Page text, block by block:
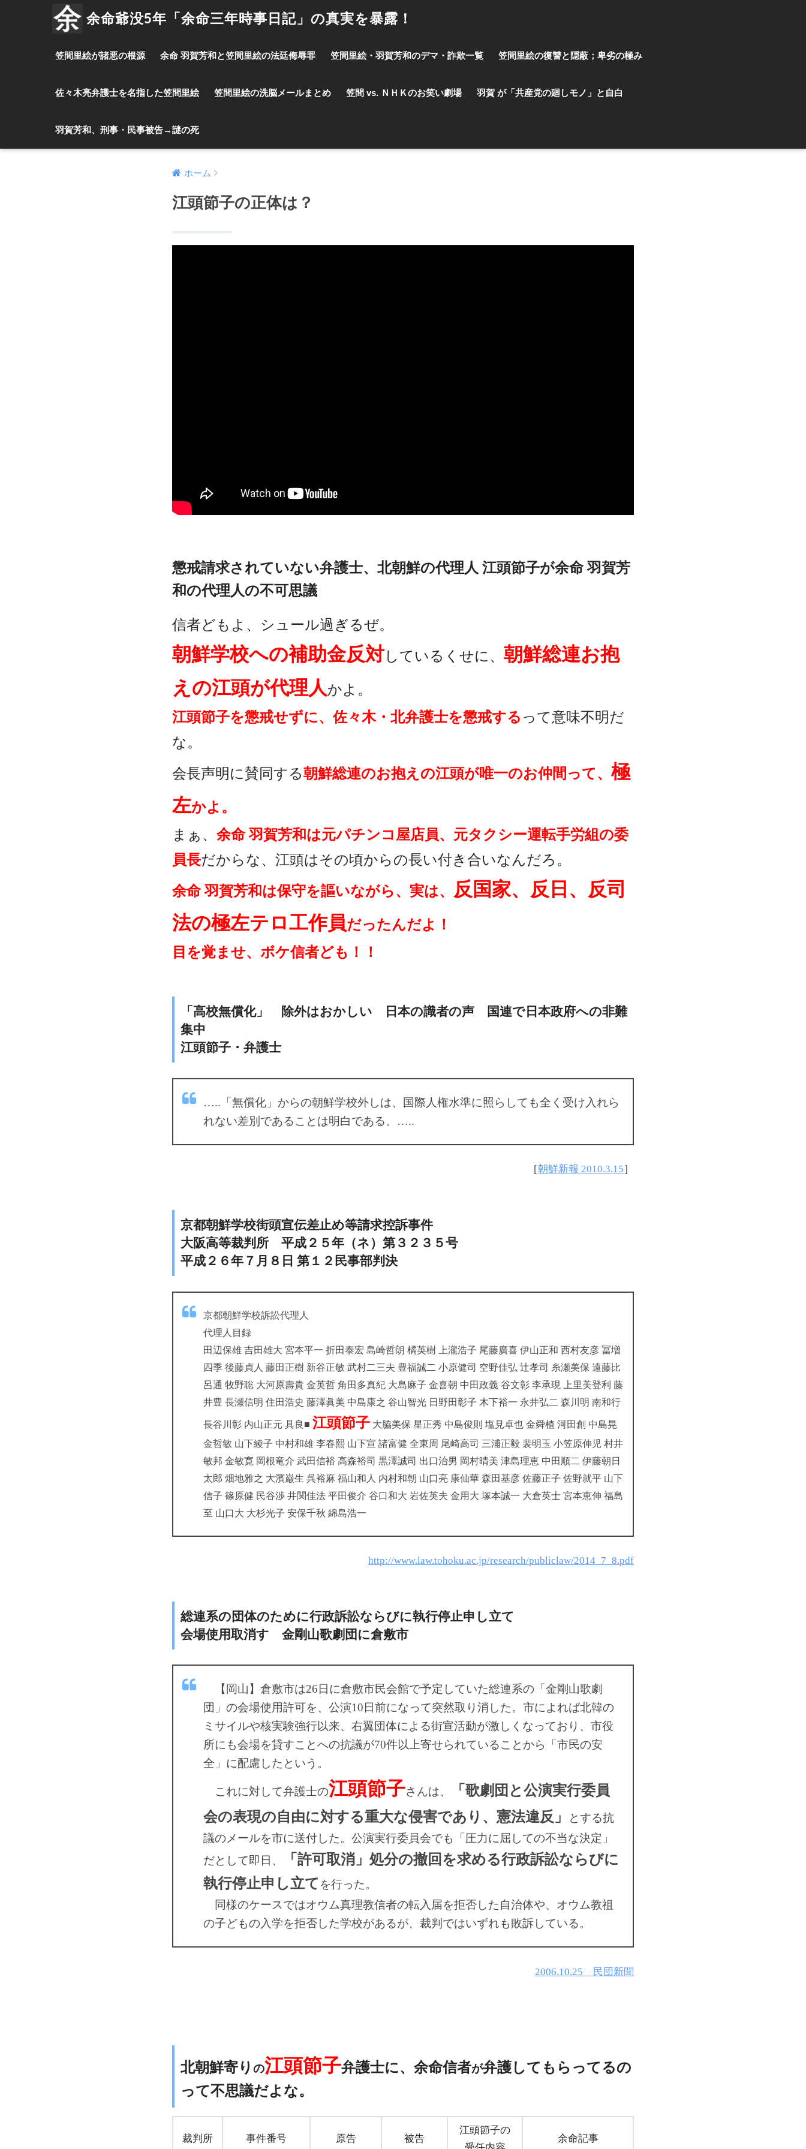
余命爺没5年「余命三年時事日記」の真実を暴露！
笠間里絵が諸悪の根源 余命 羽賀芳和と笠間里絵の法廷侮辱罪 笠間里絵・羽賀芳和のデマ・詐欺一覧 笠間里絵の復讐と隠蔽；卑劣の極み
佐々木亮弁護士を名指した笠間里絵 笠間里絵の洗脳メールまとめ 笠間 vs. ＮＨＫのお笑い劇場 羽賀 が「共産党の廻しモノ」と自白
羽賀芳和、刑事・民事被告→謎の死
ホーム
江頭節子の正体は？
懲戒請求されていない弁護士、北朝鮮の代理人 江頭節子が余命 羽賀芳
和の代理人の不可思議
信者どもよ、シュール過ぎるぜ。
朝鮮学校への補助金反対しているくせに、 朝鮮総連お抱
えの江頭が代理人かよ。
江頭節子を懲戒せずに、佐々木・北弁護士を懲戒する って意味不明だ
な。
会長声明に賛同する朝鮮総連のお抱えの江頭が唯一のお仲間って、 極
左かよ。
まぁ、 余命 羽賀芳和は元パチンコ屋店員、元タクシー運転手労組の委
員長だからな、江頭はその頃からの長い付き合いなんだろ。
余命 羽賀芳和は保守を謳いながら、実は、
反国家、反日、反司
法の極左テロ工作員だったんだよ！
目を覚ませ、ボケ信者ども！！
「高校無償化」 除外はおかしい 日本の識者の声 国連で日本政府への非難
集中
江頭節子・弁護士
…..「無償化」からの朝鮮学校外しは、国際人権水準に照らしても全く受け入れら
れない差別であることは明白である。…..
［朝鮮新報 2010.3.15］
京都朝鮮学校街頭宣伝差止め等請求控訴事件
大阪高等裁判所 平成２５年（ネ）第３２３５号
平成２６年７月８日 第１２民事部判決
京都朝鮮学校訴訟代理人
代理人目録
田辺保雄 吉田雄大 宮本平一 折田泰宏 島崎哲朗 橘英樹 上瀧浩子 尾藤廣喜 伊山正和 西村友彦 冨増
四季 後藤貞人 藤田正樹 新谷正敏 武村二三夫 豊福誠二 小原健司 空野佳弘 辻孝司 糸瀬美保 遠藤比
呂通 牧野聡 大河原壽貴 金英哲 角田多真紀 大島麻子 金喜朝 中田政義 谷文彰 李承現 上里美登利 藤
井豊 長瀬信明 住田浩史 藤澤眞美 中島康之 谷山智光 日野田彰子 木下裕一 永井弘二 森川明 南和行
長谷川彰 内山正元 具良■ 江頭節子 大脇美保 星正秀 中島俊則 塩見卓也 金舜植 河田創 中島晃
金哲敏 山下綾子 中村和雄 李春熙 山下宣 諸富健 全東周 尾崎高司 三浦正毅 裴明玉 小笠原伸児 村井
敏邦 金敏寛 岡根竜介 武田信裕 高森裕司 黒澤誠司 出口治男 岡村晴美 津島理恵 中田順二 伊藤朝日
太郎 畑地雅之 大濱巌生 呉裕麻 福山和人 内村和朝 山口亮 康仙華 森田基彦 佐藤正子 佐野就平 山下
信子 篠原健 民谷渉 井関佳法 平田俊介 谷口和大 岩佐英夫 金用大 塚本誠一 大倉英士 宮本恵伸 福島
至 山口大 大杉光子 安保千秋 綿島浩一
http://www.law.tohoku.ac.jp/research/publiclaw/2014_7_8.pdf
総連系の団体のために行政訴訟ならびに執行停止申し立て
会場使用取消す 金剛山歌劇団に倉敷市
【岡山】倉敷市は26日に倉敷市民会館で予定していた総連系の「金剛山歌劇
団」の会場使用許可を、公演10日前になって突然取り消した。市によれば北韓の
ミサイルや核実験強行以来、右翼団体による街宣活動が激しくなっており、市役
所にも会場を貸すことへの抗議が70件以上寄せられていることから「市民の安
全」に配慮したという。
これに対して弁護士の江頭節子さんは、
「歌劇団と公演実行委員
会の表現の自由に対する重大な侵害であり、憲法違反」
とする抗
議のメールを市に送付した。公演実行委員会でも「圧力に屈しての不当な決定」
だとして即日、
「許可取消」処分の撤回を求める行政訴訟ならびに
執行停止申し立て を行った。
同様のケースではオウム真理教信者の転入届を拒否した自治体や、オウム教祖
の子どもの入学を拒否した学校があるが、裁判ではいずれも敗訴している。
2006.10.25 民団新聞
北朝鮮寄り の江頭節子弁護士に、 余命信者が弁護してもらってるの
って不思議だよな。
裁判所 事件番号 原告 被告
江頭節子の
余命記事